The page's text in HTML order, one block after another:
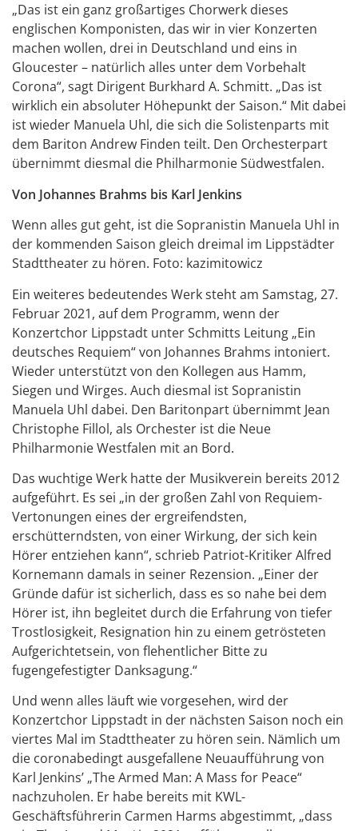
„Das ist ein ganz großartiges Chorwerk dieses
englischen Komponisten, das wir in vier Konzerten
machen wollen, drei in Deutschland und eins in
Gloucester – natürlich alles unter dem Vorbehalt
Corona“, sagt Dirigent Burkhard A. Schmitt. „Das ist
wirklich ein absoluter Höhepunkt der Saison.“ Mit dabei
ist wieder Manuela Uhl, die sich die Solistenparts mit
dem Bariton Andrew Finden teilt. Den Orchesterpart
übernimmt diesmal die Philharmonie Südwestfalen.
Von Johannes Brahms bis Karl Jenkins
Wenn alles gut geht, ist die Sopranistin Manuela Uhl in
der kommenden Saison gleich dreimal im Lippstädter
Stadttheater zu hören. Foto: kazimitowicz
Ein weiteres bedeutendes Werk steht am Samstag, 27.
Februar 2021, auf dem Programm, wenn der
Konzertchor Lippstadt unter Schmitts Leitung „Ein
deutsches Requiem“ von Johannes Brahms intoniert.
Wieder unterstützt von den Kollegen aus Hamm,
Siegen und Wirges. Auch diesmal ist Sopranistin
Manuela Uhl dabei. Den Baritonpart übernimmt Jean
Christophe Fillol, als Orchester ist die Neue
Philharmonie Westfalen mit an Bord.
Das wuchtige Werk hatte der Musikverein bereits 2012
aufgeführt. Es sei „in der großen Zahl von Requiem-
Vertonungen eines der ergreifendsten,
erschütterndsten, von einer Wirkung, der sich kein
Hörer entziehen kann“, schrieb Patriot-Kritiker Alfred
Kornemann damals in seiner Rezension. „Einer der
Gründe dafür ist sicherlich, dass es so nahe bei dem
Hörer ist, ihn begleitet durch die Erfahrung von tiefer
Trostlosigkeit, Resignation hin zu einem getrösteten
Aufgerichtetsein, von flehentlicher Bitte zu
fugengefestigter Danksagung.“
Und wenn alles läuft wie vorgesehen, wird der
Konzertchor Lippstadt in der nächsten Saison noch ein
viertes Mal im Stadttheater zu hören sein. Nämlich um
die coronabedingt ausgefallene Neuaufführung von
Karl Jenkins’ „The Armed Man: A Mass for Peace“
nachzuholen. Er habe bereits mit KWL-
Geschäftsführerin Carmen Harms abgestimmt, „dass